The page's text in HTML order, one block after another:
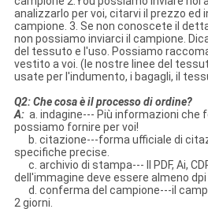
analizzarlo per voi, citarvi il prezzo ed
campione. 3. Se non conoscete il
non possiamo inviarci il campione.
del tessuto e l'uso. Possiamo
vestito a voi. (le nostre linee del
usate per l'indumento, i bagagli, il
Q2: Che cosa è il processo di ordine?
A: a. indagine--- Più informazioni
possiamo fornire per voi!
b. citazione---forma ufficiale di
specifiche precise.
c. archivio di stampa--- Il PDF, Ai,
dell'immagine deve essere almeno dpi
d. conferma del campione---il
2 giorni.